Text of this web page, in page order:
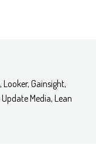
Gainsight,
Media, Lean